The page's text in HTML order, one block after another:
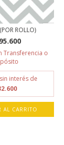
ROLLO)
Transferencia o
interés de
AL CARRITO